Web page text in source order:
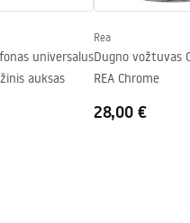
universalus
auksas
Rea
Dugno vožtuvas
REA Chrome
28,00 €